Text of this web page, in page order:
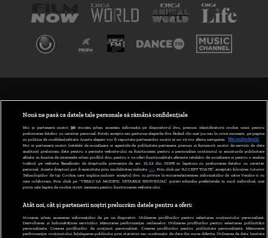
ABONARE DIGI TV
GESTIONAȚI PREFERINȚELE
CODUL DIGI24
CAMERE WEB
CONTACT/INFO
Nouă ne pasă ca datele tale personale să rămână confidențiale
Noi și partenerii noștri 30stocăm și/sau accesăm informații pe dispozitivul dvs., precum identificatorii cookie unici pentru
prelucrarea datelor cu caracter personal. Puteți accepta sau gestiona alegerile dvs. făcând clic mai jos sau în orice moment, pe pagina
cu politica de confidențialitate. Aceste alegeri vor fi raportate partenerilor noștri și nu vă vor afecta navigarea.
Mai multe detalii
Noi si partenerii nostri (retelele de socializare si agentiile de publicitate partenere, precum si furnizorii nostri de servicii de date
analitice) prelucram date pentru a permite website-ului sa functioneze, pentru a personaliza continutul si anunturile publicitare
afisate in functie de interesele si/sau profilul dvs., pentru a va oferi functionalitati aferente retelelor de socializare si pentru a analiza
traficul pe website. Beneficiati de drepturile prevazute de art. 15-22 din GDPR in legatura cu prelucrarea datelor cu caracter
personal. Aceste drepturi pot fi exercitate prin modalitatea indicata aici. Prin click pe “ACCEPT TOATE”, acceptati folosirea tuturor
Tehnologiilor de tip Cookie, care implica inclusiv acceptul dvs. cu privire la stocarea/accesarea informatiilor de catre Vendor-ii cu
care colaboram. Prin click pe “VREAU SA MODIFIC SETARILE INDIVIDUAL” puteti schimba preferintele in mod individual, mai
putin cele legate de cookie strict necesare pentru functionarea website-ului.
Atât noi, cât și partenerii noștri prelucrăm datele pentru a oferi:
Stocarea și/sau accesarea informațiilor de pe un dispozitiv. Utilizarea profilurilor pentru selectarea conținutului personalizat.
Dezvoltarea și îmbunătățirea serviciilor. Măsurarea performanței reclamelor. Utilizarea profilurilor pentru selectarea publicității
personalizate. Crearea profilurilor de conținut personalizat. Crearea profilurilor pentru publicitate personalizată. Măsurarea
performanței conținutului. Înțelegerea publicului prin statistici sau combinații de date din surse diferite. Utilizarea de date limitate